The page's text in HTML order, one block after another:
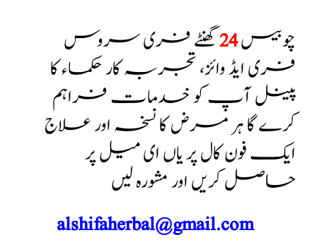
چوبیس24گھنٹے فری سروس
فری ایڈ وائز، تجربہ کار حکماء کا
پینل آپ کو خدمات فراہم
کرے گاہر مرض کا نسخہ اور علاج
ایک فون کال پر یاں ای میل پر
حاصل کریں اور مشورہ لیں
alshifaherbal@gmail.com